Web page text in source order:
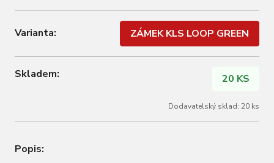
Varianta: ZÁMEK KLS LOOP GREEN
Skladem: 20 KS
Dodavatelský sklad: 20 ks
Popis: